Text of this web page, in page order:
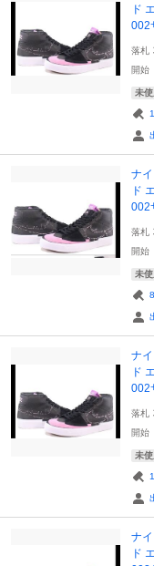
ド
002
落札
開始
未使
ナ
ド
002
落札
開始
未使
8
ナ
ド
002
落札
開始
未使
ナ
ド